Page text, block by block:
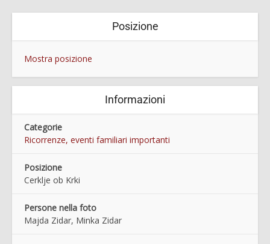
Posizione
Mostra posizione
Informazioni
Categorie
Ricorrenze, eventi familiari importanti
Posizione
Cerklje ob Krki
Persone nella foto
Majda Zidar, Minka Zidar